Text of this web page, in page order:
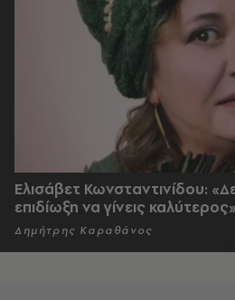
Ελισάβετ Κωνσταντινίδου:
επιδίωξη να γίνεις καλύτερος»
Δημήτρης Καραθάνος